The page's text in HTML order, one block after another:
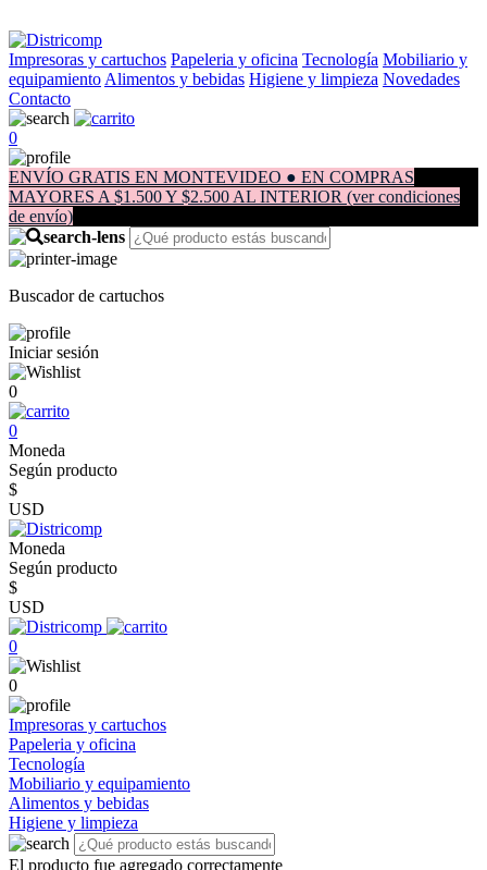
Impresoras y cartuchos Papeleria y oficina Tecnología Mobiliario y
equipamiento Alimentos y bebidas Higiene y limpieza Novedades
Contacto
0
ENVÍO GRATIS EN MONTEVIDEO ● EN COMPRAS
MAYORES A $1.500 Y $2.500 AL INTERIOR (ver condiciones
de envío)
Buscador de cartuchos
Iniciar sesión
0
0
Moneda
Según producto
$
USD
Moneda
Según producto
$
USD
0
0
Impresoras y cartuchos
Papeleria y oficina
Tecnología
Mobiliario y equipamiento
Alimentos y bebidas
Higiene y limpieza
El producto fue agregado correctamente